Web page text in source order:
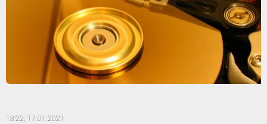
13:22, 17.01.2021